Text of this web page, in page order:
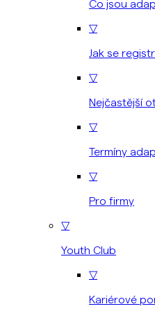
Co jsou
▽
Jak se
▽
Nejčastější
▽
Termíny
▽
Pro firmy
▽
Youth Club
▽
Kariérové